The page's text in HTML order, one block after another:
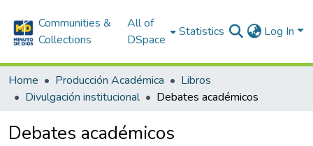
Communities &
Collections
All of
DSpace
Statistics Log In
Home Producción Académica
Libros
Divulgación institucional
Debates académicos
Debates académicos